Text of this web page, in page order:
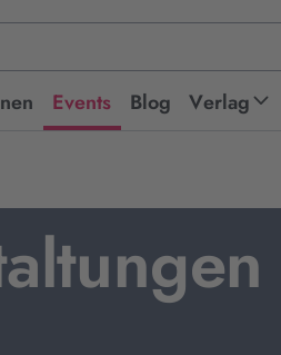
Events Blog Verlag